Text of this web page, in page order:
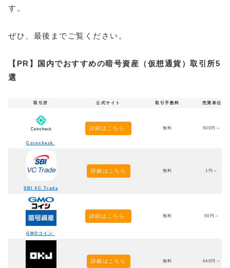
す。
ぜひ、最後までご覧ください。
【PR】国内でおすすめの暗号資産（仮想通貨）取引所5
選
取引所 公式サイト 取引手数料 売買単位
Coincheck
詳細はこちら 無料 500円～
SBI VC Trade
詳細はこちら 無料 1円～
GMOコイン
詳細はこちら 無料 50円～
詳細はこちら 無料 640円～